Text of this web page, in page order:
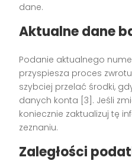
dane.
Aktualne dane
Podanie aktualnego
przyspiesza proces
szybciej przelać środki,
danych konta [3]. Jeśli
koniecznie zaktualizuj tę
zeznaniu.
Zaległości